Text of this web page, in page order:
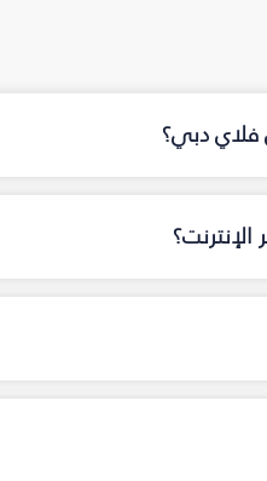
فلاي دبي؟